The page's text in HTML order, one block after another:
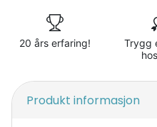
20 års erfaring!
Trygg
Produkt informasjon